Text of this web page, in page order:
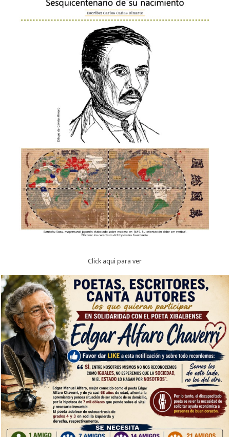
Click aqui para ver